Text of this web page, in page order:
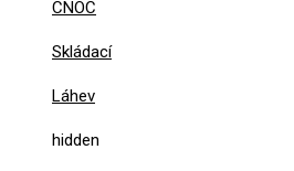
CNOC
Skládací
Láhev
hidden